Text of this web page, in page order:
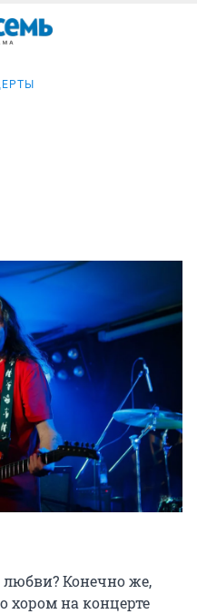
Конечно же,
хором на концерте